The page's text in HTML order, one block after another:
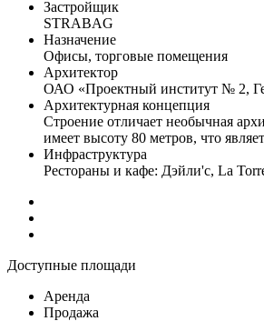
Застройщик
STRABAG
Назначение
Офисы, торговые помещения
Архитектор
ОАО «Проектный институт № 2,
Архитектурная концепция
Строение отличает необычная
имеет высоту 80 метров, что
Инфраструктура
Рестораны и кафе: Дэйли'с, La
Доступные площади
Аренда
Продажа